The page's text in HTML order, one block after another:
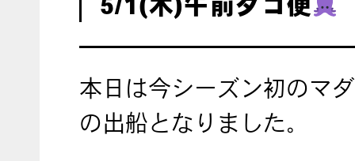
5/1(木)午前タコ便
本日は今シーズン初のマ
の出船となりました。